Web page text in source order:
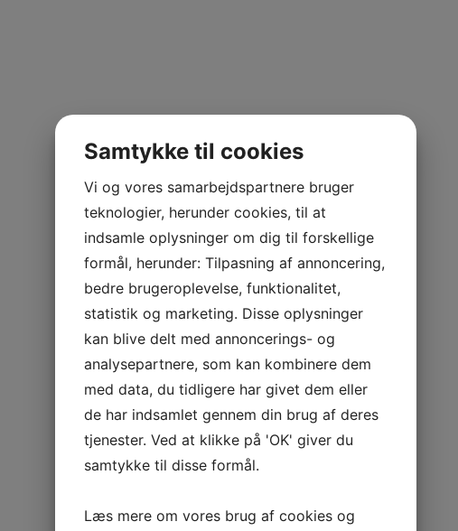
Samtykke til cookies
Vi og vores samarbejdspartnere bruger
teknologier, herunder cookies, til at
indsamle oplysninger om dig til forskellige
formål, herunder: Tilpasning af annoncering,
bedre brugeroplevelse, funktionalitet,
statistik og marketing. Disse oplysninger
kan blive delt med annoncerings- og
analysepartnere, som kan kombinere dem
med data, du tidligere har givet dem eller
de har indsamlet gennem din brug af deres
tjenester. Ved at klikke på 'OK' giver du
samtykke til disse formål.
Læs mere om vores brug af cookies og